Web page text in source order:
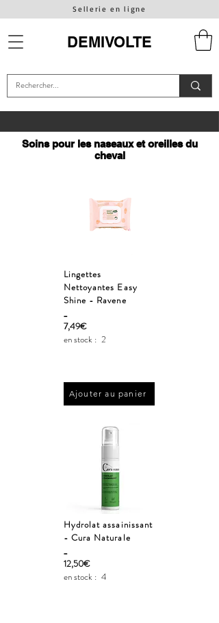
Sellerie en ligne
DEMIVOLTE
Soins pour les naseaux et oreilles du
cheval
Lingettes
Nettoyantes Easy
Shine - Ravene
_
7,49€
en stock : 2
Ajouter au panier
Hydrolat assainissant
- Cura Naturale
_
12,50€
en stock : 4